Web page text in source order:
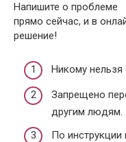
Напишите о проблеме
прямо сейчас, и в
решение!
Никому нельзя
Запрещено
другим людям.
По